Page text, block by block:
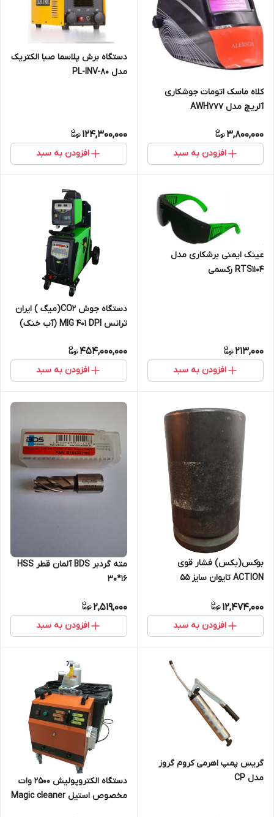
کلاه ماسک اتومات جوشکاری
آلریچ مدل AWH777
3,800,000
افزودن به سبد
دستگاه برش پلاسما صبا الکتریک
مدل PL-INV-80
124,300,000
افزودن به سبد
عینک ایمنی برشکاری مدل
RTS1104 رکسمی
213,000
افزودن به سبد
دستگاه جوش CO2(میگ ) ایران
ترانس MIG 401 DPI (آب خنک)
454,000,000
افزودن به سبد
بوکس(بکس) فشار قوی
ACTION تایوان سایز 55
12,474,000
افزودن به سبد
مته گردبر BDS آلمان قطر HSS
30*16
2,519,000
افزودن به سبد
گریس پمپ اهرمی کروم گروز
مدل CP
دستگاه الکتروپولیش 2500 وات
مخصوص استیل Magic cleaner